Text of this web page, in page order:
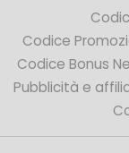
Codice
Codice Bonus
Pubblicità e